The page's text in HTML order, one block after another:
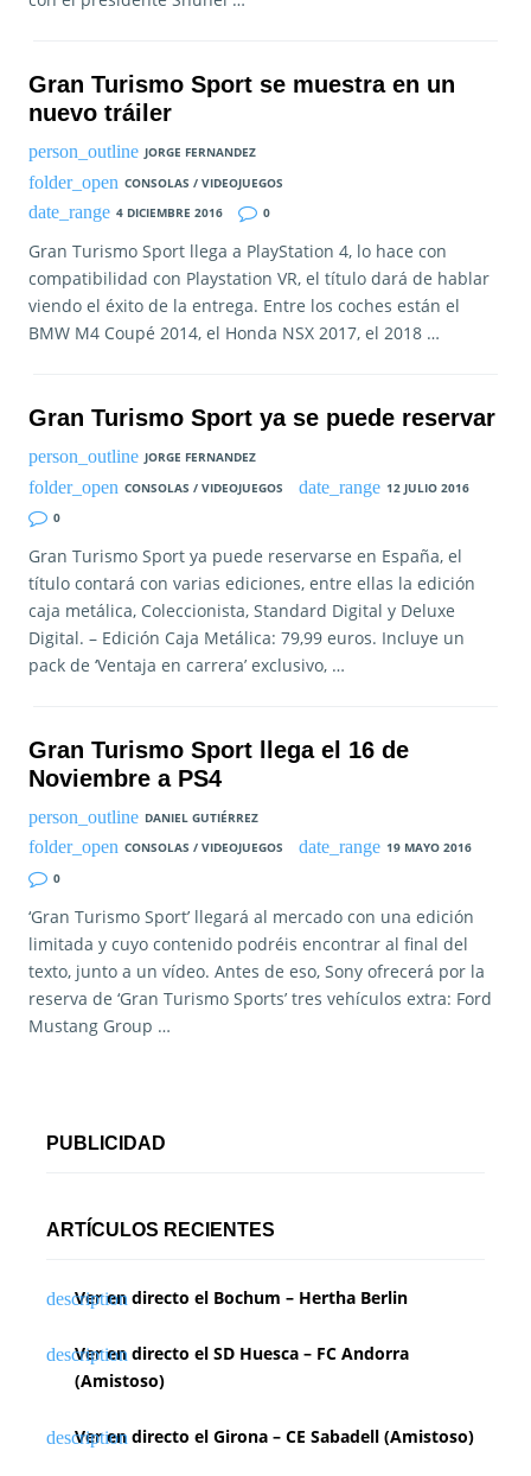
Gran Turismo Sport se muestra en un
nuevo tráiler
JORGE FERNANDEZ
CONSOLAS / VIDEOJUEGOS
4 DICIEMBRE 2016
0
Gran Turismo Sport llega a PlayStation 4, lo hace con
compatibilidad con Playstation VR, el título dará de hablar
viendo el éxito de la entrega. Entre los coches están el
BMW M4 Coupé 2014, el Honda NSX 2017, el 2018 …
Gran Turismo Sport ya se puede reservar
JORGE FERNANDEZ
CONSOLAS / VIDEOJUEGOS
12 JULIO 2016
0
Gran Turismo Sport ya puede reservarse en España, el
título contará con varias ediciones, entre ellas la edición
caja metálica, Coleccionista, Standard Digital y Deluxe
Digital. – Edición Caja Metálica: 79,99 euros. Incluye un
pack de ‘Ventaja en carrera’ exclusivo, …
Gran Turismo Sport llega el 16 de
Noviembre a PS4
DANIEL GUTIÉRREZ
CONSOLAS / VIDEOJUEGOS
19 MAYO 2016
0
‘Gran Turismo Sport’ llegará al mercado con una edición
limitada y cuyo contenido podréis encontrar al final del
texto, junto a un vídeo. Antes de eso, Sony ofrecerá por la
reserva de ‘Gran Turismo Sports’ tres vehículos extra: Ford
Mustang Group …
PUBLICIDAD
ARTÍCULOS RECIENTES
Ver en directo el Bochum – Hertha Berlin
Ver en directo el SD Huesca – FC Andorra
(Amistoso)
Ver en directo el Girona – CE Sabadell (Amistoso)